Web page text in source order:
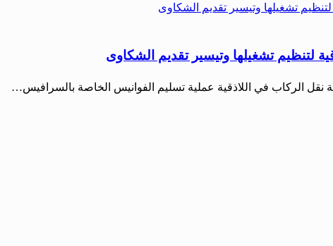
لتنظيم تشغيلها وتيسير تقديم الشكاوى
نقل الركاب في اللاذقية عملية تسليم الفوانيس الخاصة بالسرافيس…